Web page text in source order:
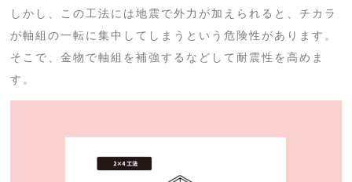
しかし、この工法には地震で外力が加えられると、チカラ
が軸組の一転に集中してしまうという危険性があります。
そこで、金物で軸組を補強するなどして耐震性を高めま
す。